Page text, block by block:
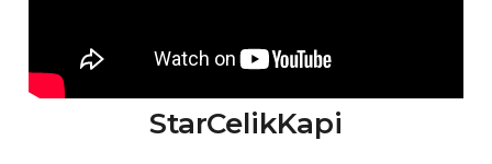
StarCelikKapi